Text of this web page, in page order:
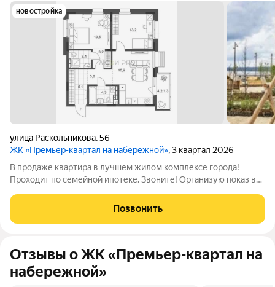
новостройка
улица Раскольникова,56
ЖК «Премьер-квартал на набережной», 3 квартал 2026
В продаже квартира в лучшем жилом комплексе города!
Проходит по семейной ипотеке. Звоните! Организую показ в
Позвонить
Отзывы о ЖК «Премьер-квартал на
набережной»